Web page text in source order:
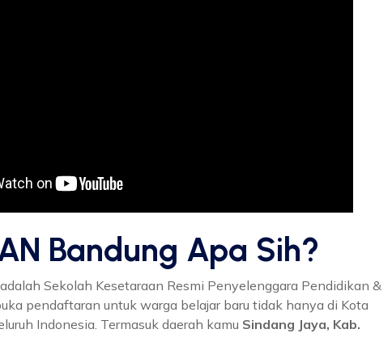
Bandung Apa Sih?
adalah Sekolah Kesetaraan Resmi Penyelenggara Pendidikan &
pendaftaran untuk warga belajar baru tidak hanya di Kota
Indonesia. Termasuk daerah kamu Sindang Jaya, Kab.